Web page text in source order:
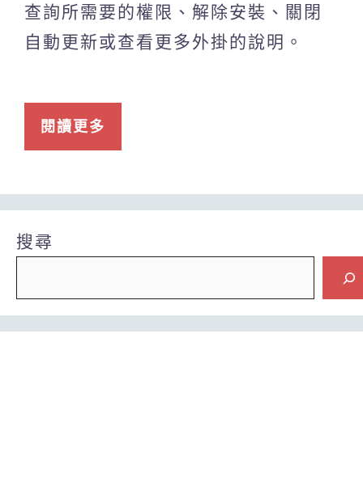
查詢所需要的權限、解除安裝、關閉
自動更新或查看更多外掛的說明。
閱讀更多
搜尋